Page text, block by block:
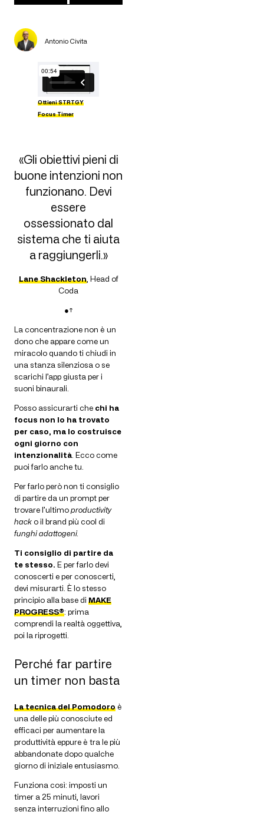
Antonio Civita
Ottieni STRTGY
Focus Timer
«Gli obiettivi pieni di
buone intenzioni non
funzionano. Devi
essere
ossessionato dal
sistema che ti aiuta
a raggiungerli.»
Lane Shackleton, Head of
Coda
●↑
La concentrazione non è un
dono che appare come un
miracolo quando ti chiudi in
una stanza silenziosa o se
scarichi l’app giusta per i
suoni binaurali.
Posso assicurarti che chi ha
focus non lo ha trovato
per caso, ma lo costruisce
ogni giorno con
intenzionalità . Ecco come
puoi farlo anche tu.
Per farlo però non ti consiglio
di partire da un prompt per
trovare l’ultimoproductivity
hack o il brand più cool di
funghi adattogeni.
Ti consiglio di partire da
te stesso. E per farlo devi
conoscerti e per conoscerti,
devi misurarti. È lo stesso
principio alla base di MAKE
PROGRESS®: prima
comprendi la realtà oggettiva,
poi la riprogetti.
Perché far partire
un timer non basta
La tecnica del Pomodoro è
una delle più conosciute ed
efficaci per aumentare la
produttività eppure è tra le più
abbandonate dopo qualche
giorno di iniziale entusiasmo.
Funziona così: imposti un
timer a 25 minuti, lavori
senza interruzioni fino allo